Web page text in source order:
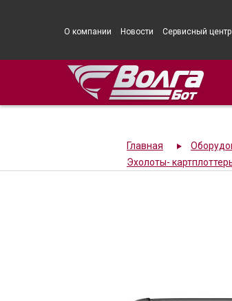
О компании Новости Сервисный центр
Главная
Эхолоты-